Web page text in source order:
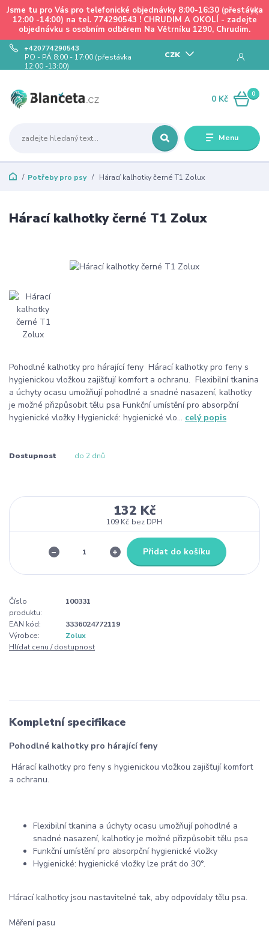
Jsme tu pro Vás pro telefonické objednávky 8:00-16:30 (přestávka
12:00 -14:00) na tel. 774290543 ! CHRUDIM A OKOLÍ - zadejte
objednávku s osobním odběrem Na Větrníku 1290, Chrudim.
Menu
CZK
+420774290543
PO - PÁ 8:00 - 17:00 (přestávka
12:00 -13:00)
0
0 Kč
Potřeby pro psy Hárací kalhotky černé T1 Zolux
Hárací kalhotky černé T1 Zolux
Pohodlné kalhotky pro hárající feny Hárací kalhotky pro feny s
hygienickou vložkou zajišťují komfort a ochranu. Flexibilní tkanina
a úchyty ocasu umožňují pohodlné a snadné nasazení, kalhotky
je možné přizpůsobit tělu psa Funkční umístění pro absorpční
hygienické vložky Hygienické: hygienické vlo... celý popis
Dostupnost do 2 dnů
132 Kč
109 Kč bez DPH
Přidat do košíku
Číslo
produktu:
100331
EAN kód:
3336024772119
Výrobce:
Zolux
Hlídat cenu / dostupnost
Kompletní specifikace
Pohodlné kalhotky pro hárající feny
Hárací kalhotky pro feny s hygienickou vložkou zajišťují komfort
a ochranu.
Flexibilní tkanina a úchyty ocasu umožňují pohodlné a
snadné nasazení, kalhotky je možné přizpůsobit tělu psa
Funkční umístění pro absorpční hygienické vložky
Hygienické: hygienické vložky lze prát do 30°.
Hárací kalhotky jsou nastavitelné tak, aby odpovídaly tělu psa.
Měření pasu